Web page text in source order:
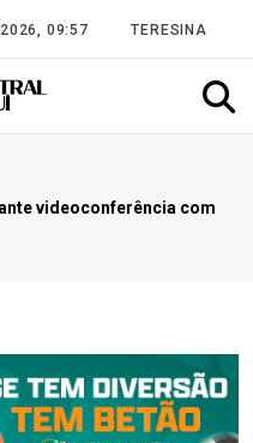
2026, 09:57 TERESINA
videoconferência com